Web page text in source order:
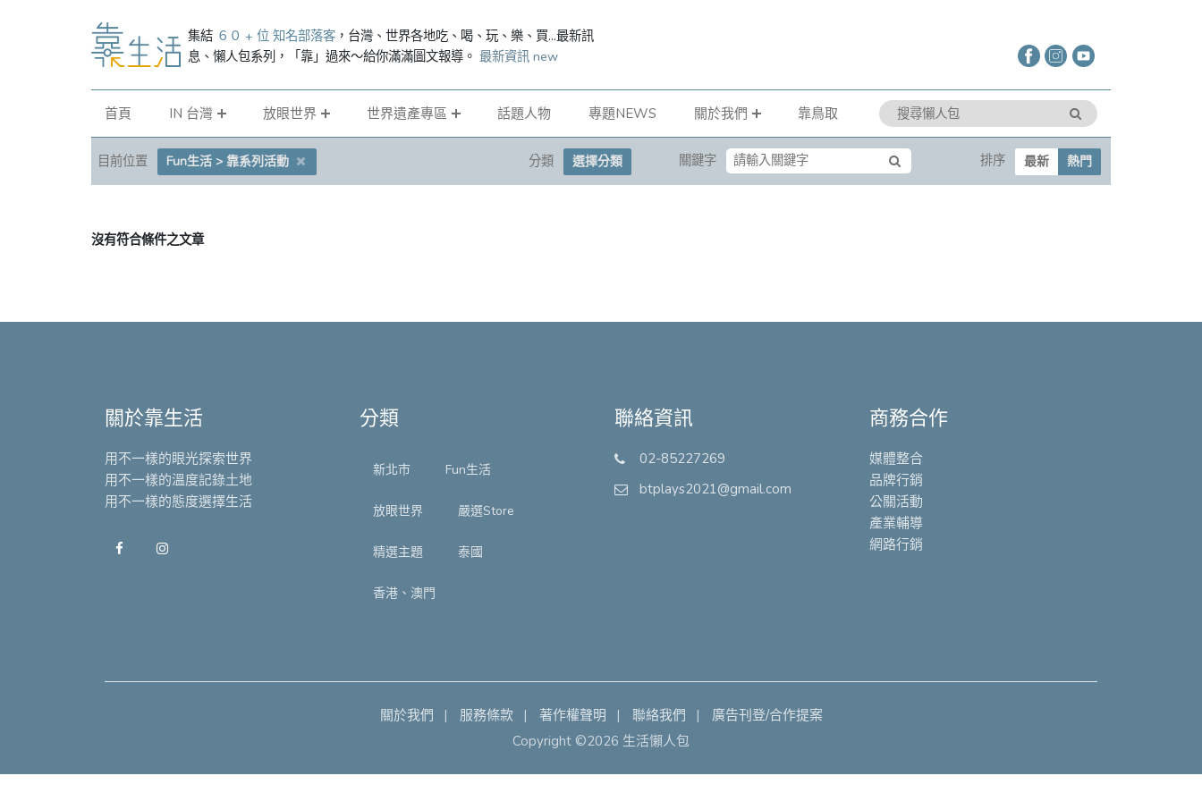
集結 ６０ + 位 知名部落客 ，台灣、世界各地吃、喝、玩、樂、買...最新訊
息、懶人包系列，「靠」過來～給你滿滿圖文報導。 最新資訊 new
首頁 IN 台灣 放眼世界 世界遺產專區 話題人物 專題NEWS 關於我們 靠鳥取
目前位置 Fun生活 > 靠系列活動 分類 選擇分類 關鍵字 排序 最新 熱門
沒有符合條件之文章
關於靠生活
用不一樣的眼光探索世界
用不一樣的溫度記錄土地
用不一樣的態度選擇生活
分類
新北市 Fun生活
放眼世界 嚴選Store
精選主題 泰國
香港、澳門
聯絡資訊
02-85227269
btplays2021@gmail.com
商務合作
媒體整合
品牌行銷
公關活動
產業輔導
網路行銷
關於我們 服務條款 著作權聲明 聯絡我們
廣告刊登/合作提案
Copyright ©2026 生活懶人包